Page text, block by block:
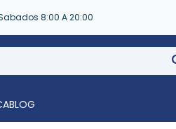
8:00 A 20:00
BLOG